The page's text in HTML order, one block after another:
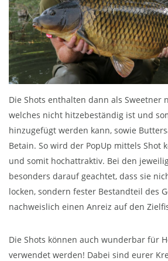
Die Shots enthalten dann als Sweetner
welches nicht hitzebeständig ist und
hinzugefügt werden kann, sowie
Betain. So wird der PopUp mittels Shot
und somit hochattraktiv. Bei den
besonders darauf geachtet, dass sie
locken, sondern fester Bestandteil des
nachweislich einen Anreiz auf den
Die Shots können auch wunderbar für
verwendet werden! Dabei sind eurer